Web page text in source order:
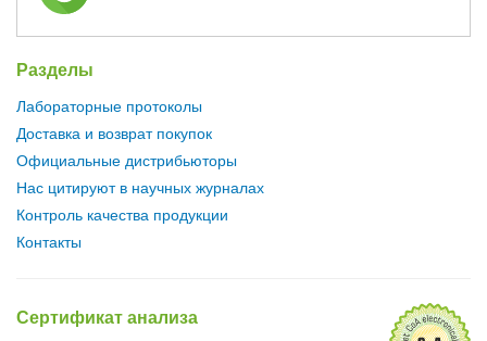
Разделы
Лабораторные протоколы
Доставка и возврат покупок
Официальные дистрибьюторы
Нас цитируют в научных журналах
Контроль качества продукции
Контакты
Сертификат анализа